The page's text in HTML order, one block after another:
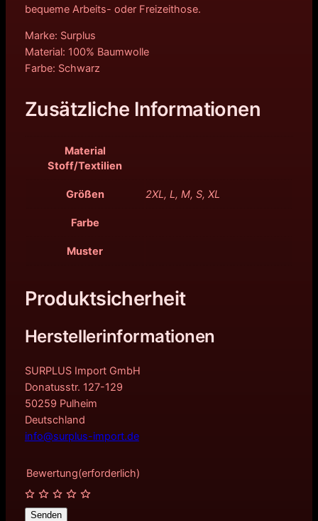
bequeme Arbeits- oder Freizeithose.
Marke: Surplus
Material: 100% Baumwolle
Farbe: Schwarz
Zusätzliche Informationen
Material
Stoff/Textilien
Größen 2XL, L, M, S, XL
Farbe
Muster
Produktsicherheit
Herstellerinformationen
SURPLUS Import GmbH
Donatusstr. 127-129
50259 Pulheim
Deutschland
info@surplus-import.de
Bewertung(erforderlich)
Senden